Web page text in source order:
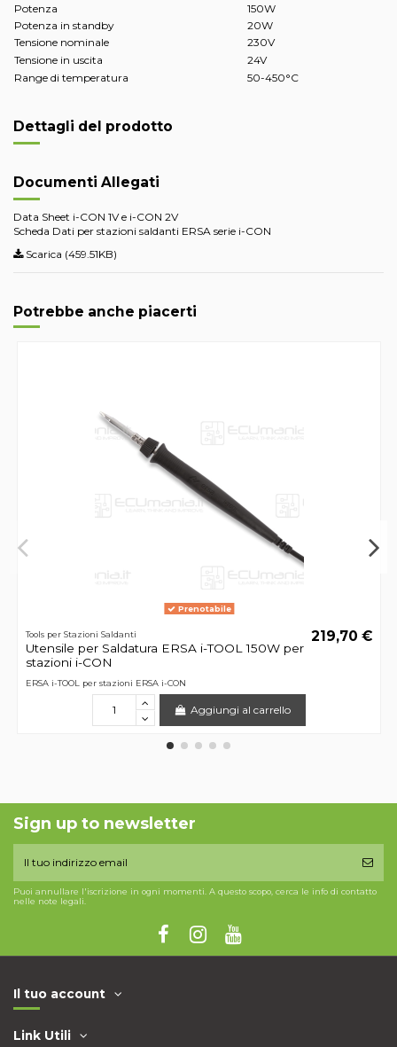
Potenza
150W
Potenza in standby
20W
Tensione nominale
230V
Tensione in uscita
24V
Range di temperatura
50-450°C
Dettagli del prodotto
Documenti Allegati
Data Sheet i-CON 1V e i-CON 2V
Scheda Dati per stazioni saldanti ERSA serie i-CON
Scarica (459.51KB)
Potrebbe anche piacerti
Prenotabile
Tools per Stazioni Saldanti
Utensile per Saldatura ERSA i-TOOL 150W per
stazioni i-CON
219,70 €
ERSA i-TOOL per stazioni ERSA i-CON
Aggiungi al carrello
Sign up to newsletter
Puoi annullare l'iscrizione in ogni momenti. A questo scopo, cerca le info di contatto
nelle note legali.
Il tuo account
Link Utili